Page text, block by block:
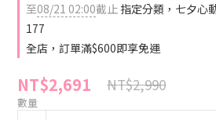
至08/21 02:00截止 指定分類，七夕心
177
全店，訂單滿$600即享免運
NT$2,691 NT$2,990
數量